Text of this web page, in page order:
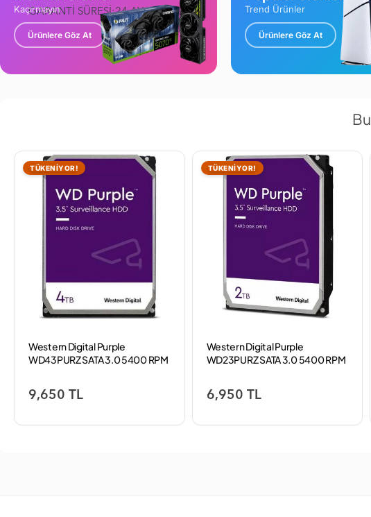
GARANTİ SÜRESİ:24 AY
Kaçırmayın
Ürünlere Göz At
Trend Ürünler
Ürünlere Göz At
TÜKENİYOR!
Western Digital Purple
WD43PURZ SATA 3.0 5400 RPM
9,650 TL
TÜKENİYOR!
Western Digital Purple
WD23PURZ SATA 3.0 5400 RPM
6,950 TL